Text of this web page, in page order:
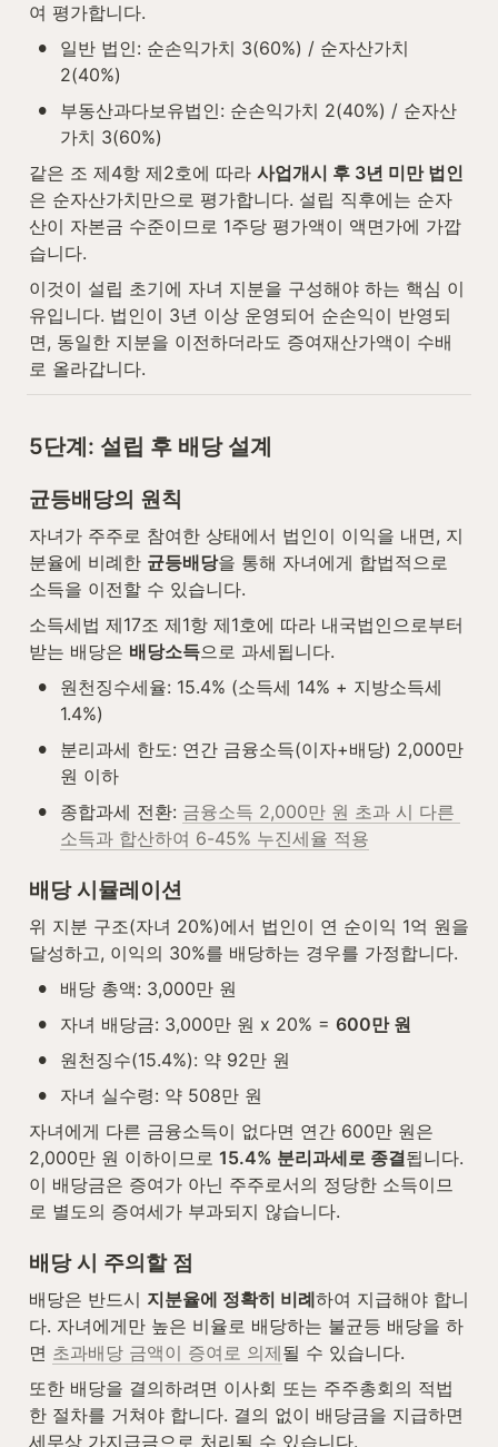
여 평가합니다.
•
일반 법인: 순손익가치 3(60%) / 순자산가치
2(40%)
•
부동산과다보유법인: 순손익가치 2(40%) / 순자산
가치 3(60%)
같은 조 제4항 제2호에 따라 사업개시 후 3년 미만 법인
은 순자산가치만으로 평가합니다. 설립 직후에는 순자
산이 자본금 수준이므로 1주당 평가액이 액면가에 가깝
습니다.
이것이 설립 초기에 자녀 지분을 구성해야 하는 핵심 이
유입니다. 법인이 3년 이상 운영되어 순손익이 반영되
면, 동일한 지분을 이전하더라도 증여재산가액이 수배
로 올라갑니다.
5단계: 설립 후 배당 설계
균등배당의 원칙
자녀가 주주로 참여한 상태에서 법인이 이익을 내면, 지
분율에 비례한 균등배당을 통해 자녀에게 합법적으로
소득을 이전할 수 있습니다.
소득세법 제17조 제1항 제1호에 따라 내국법인으로부터
받는 배당은 배당소득으로 과세됩니다.
•
원천징수세율: 15.4% (소득세 14% + 지방소득세
1.4%)
•
분리과세 한도: 연간 금융소득(이자+배당) 2,000만
원 이하
• 종합과세 전환: 금융소득 2,000만 원 초과 시 다른
소득과 합산하여 6-45% 누진세율 적용
배당 시뮬레이션
위 지분 구조(자녀 20%)에서 법인이 연 순이익 1억 원을
달성하고, 이익의 30%를 배당하는 경우를 가정합니다.
• 배당 총액: 3,000만 원
• 자녀 배당금: 3,000만 원 x 20% = 600만 원
• 원천징수(15.4%): 약 92만 원
•
자녀 실수령: 약 508만 원
자녀에게 다른 금융소득이 없다면 연간 600만 원은
2,000만 원 이하이므로 15.4% 분리과세로 종결됩니다.
이 배당금은 증여가 아닌 주주로서의 정당한 소득이므
로 별도의 증여세가 부과되지 않습니다.
배당 시 주의할 점
배당은 반드시 지분율에 정확히 비례하여 지급해야 합니
다. 자녀에게만 높은 비율로 배당하는 불균등 배당을 하
면 초과배당 금액이 증여로 의제될 수 있습니다.
또한 배당을 결의하려면 이사회 또는 주주총회의 적법
한 절차를 거쳐야 합니다. 결의 없이 배당금을 지급하면
세무상 가지급금으로 처리될 수 있습니다.